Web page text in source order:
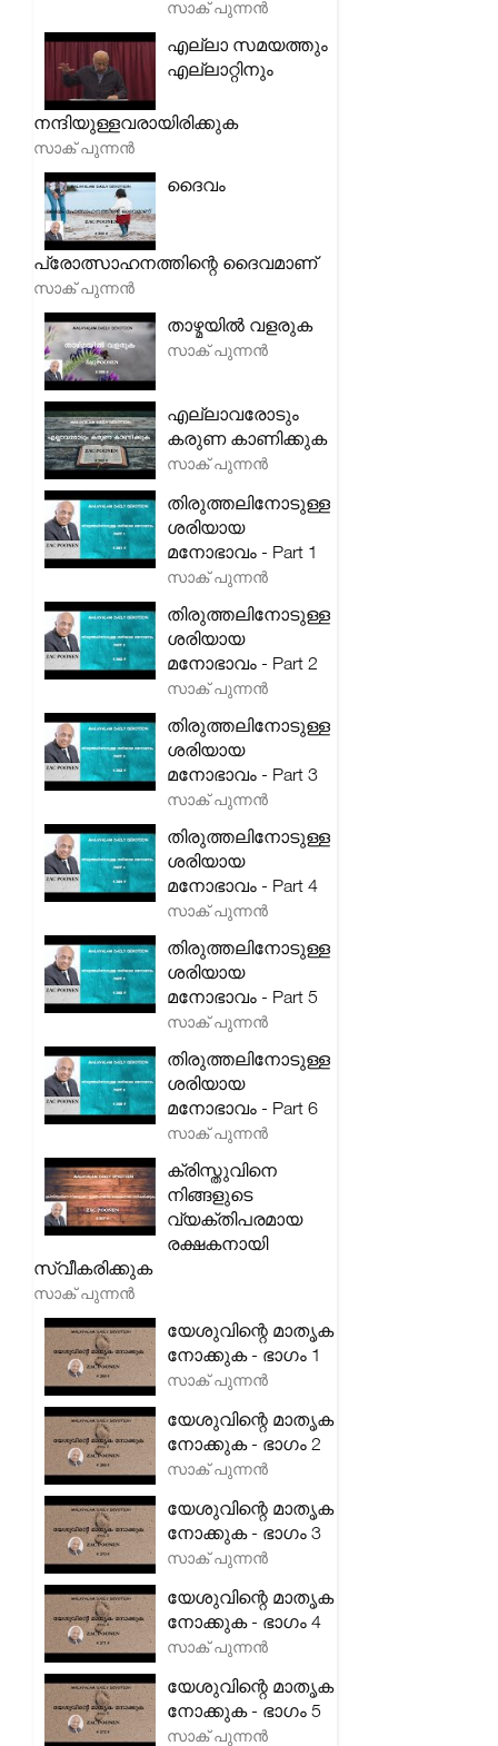
സാക് പുന്നൻ
എല്ലാ സമയത്തും
എല്ലാറ്റിനും
നന്ദിയുള്ളവരായിരിക്കുക
സാക് പുന്നൻ
ദൈവം
പ്രോത്സാഹനത്തിന്റെ ദൈവമാണ്
സാക് പുന്നൻ
താഴ്മയിൽ വളരുക
സാക് പുന്നൻ
എല്ലാവരോടും
കരുണ കാണിക്കുക
സാക് പുന്നൻ
തിരുത്തലിനോടുള്ള
ശരിയായ
മനോഭാവം - Part 1
സാക് പുന്നൻ
തിരുത്തലിനോടുള്ള
ശരിയായ
മനോഭാവം - Part 2
സാക് പുന്നൻ
തിരുത്തലിനോടുള്ള
ശരിയായ
മനോഭാവം - Part 3
സാക് പുന്നൻ
തിരുത്തലിനോടുള്ള
ശരിയായ
മനോഭാവം - Part 4
സാക് പുന്നൻ
തിരുത്തലിനോടുള്ള
ശരിയായ
മനോഭാവം - Part 5
സാക് പുന്നൻ
തിരുത്തലിനോടുള്ള
ശരിയായ
മനോഭാവം - Part 6
സാക് പുന്നൻ
ക്രിസ്തുവിനെ
നിങ്ങളുടെ
വ്യക്തിപരമായ
രക്ഷകനായി
സ്വീകരിക്കുക
സാക് പുന്നൻ
യേശുവിന്റെ മാതൃക
നോക്കുക - ഭാഗം 1
സാക് പുന്നൻ
യേശുവിന്റെ മാതൃക
നോക്കുക - ഭാഗം 2
സാക് പുന്നൻ
യേശുവിന്റെ മാതൃക
നോക്കുക - ഭാഗം 3
സാക് പുന്നൻ
യേശുവിന്റെ മാതൃക
നോക്കുക - ഭാഗം 4
സാക് പുന്നൻ
യേശുവിന്റെ മാതൃക
നോക്കുക - ഭാഗം 5
സാക് പുന്നൻ